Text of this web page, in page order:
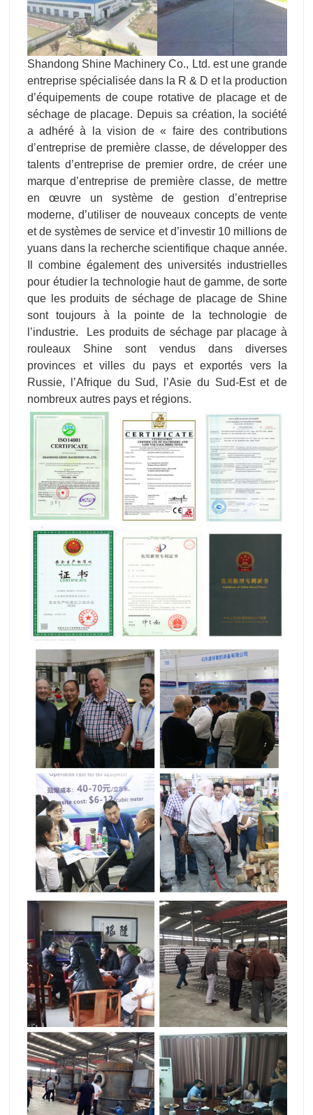
Shandong Shine Machinery Co., Ltd. est une grande
entreprise spécialisée dans la R & D et la production
d’équipements de coupe rotative de placage et de
séchage de placage. Depuis sa création, la société
a adhéré à la vision de « faire des contributions
d’entreprise de première classe, de développer des
talents d’entreprise de premier ordre, de créer une
marque d’entreprise de première classe, de mettre
en œuvre un système de gestion d’entreprise
moderne, d’utiliser de nouveaux concepts de vente
et de systèmes de service et d’investir 10 millions de
yuans dans la recherche scientifique chaque année.
Il combine également des universités industrielles
pour étudier la technologie haut de gamme, de sorte
que les produits de séchage de placage de Shine
sont toujours à la pointe de la technologie de
l’industrie. Les produits de séchage par placage à
rouleaux Shine sont vendus dans diverses
provinces et villes du pays et exportés vers la
Russie, l’Afrique du Sud, l’Asie du Sud-Est et de
nombreux autres pays et régions.